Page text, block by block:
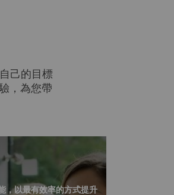
己的目標
，為您帶
，以最有效率的方式提升